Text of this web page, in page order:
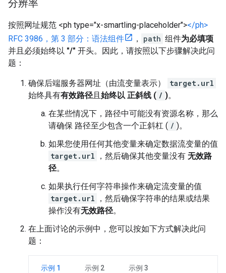
分辨率
按照网址规范 <ph type="x-smartling-placeholder"></ph>
RFC 3986，第 3 部分：语法组件
， path 组件为必填项
并且必须始终以 "/" 开头。因此，请按照以下步骤解决此问
题：
确保后端服务器网址（由流变量表示）
target.url
始终具有有效路径且 始终以 正斜线 ( / )。
在某些情况下，路径中可能没有资源名称，那么
请确保 路径至少包含一个正斜杠 ( / )。
如果您使用任何其他变量来确定数据流变量的值
target.url
，然后确保其他变量没有 无效路
径。
如果执行任何字符串操作来确定流变量的值
target.url
，然后确保字符串的结果或结果
操作没有无效路径。
在上面讨论的示例中，您可以按如下方式解决此问
题：
示例 1 示例 2 示例 3